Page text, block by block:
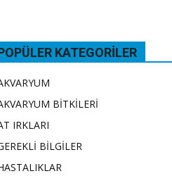
KATEGORILER
BİTKİLERİ
IRKLARI
BİLGİLER